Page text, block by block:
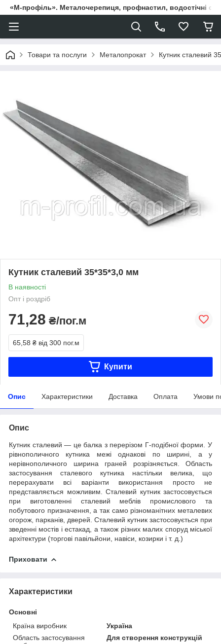
«М-профіль». Металочерепиця, профнастил, водостічні
Товари та послуги Металопрокат Кутник сталевий
Кутник сталевий 35*35*3,0 мм
В наявності
Опт і роздріб
71,28 ₴/пог.м
65,58 ₴ від 300 пог.м
Купити
Опис Характеристики Доставка Оплата Умови
Опис
Кутник сталевий — це балка з перерізом Г-подібної форми. У
рівнополичного кутника межі однакові по ширині, а у
нерівнополичного ширина граней розрізняється. Область
застосування сталевого кутника настільки велика, що
перерахувати всі варіанти використання просто не
представляється можливим. Сталевий кутник застосовується
при виготовленні сталевий меблів промислового та
побутового призначення, а так само різноманітних металевих
огорож, парканів, дверей. Сталевий кутник застосовується при
зведенні мостів і естакад, а також різних малих споруд міської
архітектури (торгові павільйони, навіси, козирки і т. д.)
Приховати
Характеристики
Основні
Країна виробник
Україна
Область застосування
Для створення конструкцій